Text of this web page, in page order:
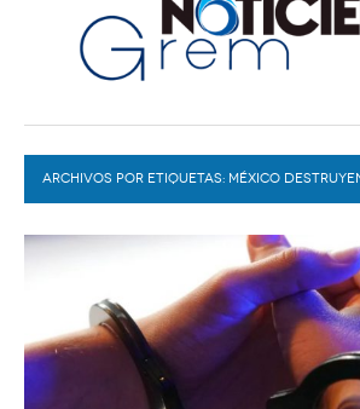
LAGUNA
TORREÓN
GÓMEZ PALACIO
LERDO
COAHUILA
DURANGO
DEPORTES
EL EXACTO
EXA INFORMA
GLOBO
CONTEXTOS
DIÁLOGOS CON LA HISTORIA
PC29
ACTUALIDADES GREM
ARCHIVOS POR ETIQUETAS: MÉXICO